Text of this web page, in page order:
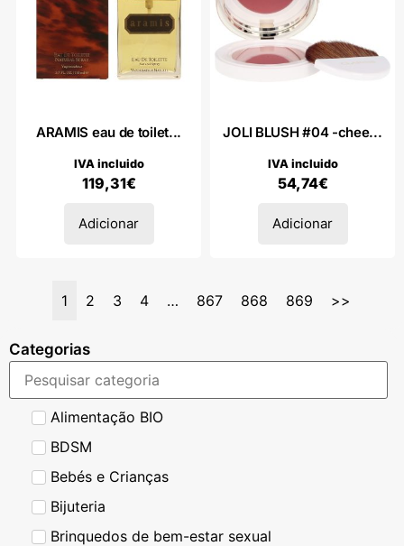
Categorias
Alimentação BIO
BDSM
Bebés e Crianças
Bijuteria
Brinquedos de bem-estar sexual
ARAMIS eau de toilet...
119,31€
IVA incluido
Adicionar
JOLI BLUSH #04 -chee...
54,74€
IVA incluido
Adicionar
1 2 3 4 … 867 868 869 >>